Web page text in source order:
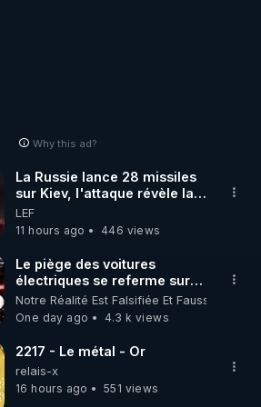
Why this ad?
La Russie lance 28 missiles
sur Kiev, l'attaque révèle la
faiblesse de Kiev
LEF
11 hours ago
446 views
Le piège des voitures
électriques se referme sur
les usagers !
Notre Réalité Est Falsifiée Et Fausse
One day ago
4.3 k views
2217 - Le métal - Or
relais-x
16 hours ago
551 views